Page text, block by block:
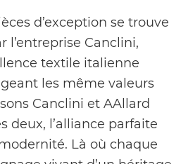
d’exception se trouve
l’entreprise Canclini,
textile italienne
les même valeurs
Canclini et AAllard
deux, l’alliance parfaite
Là où chaque